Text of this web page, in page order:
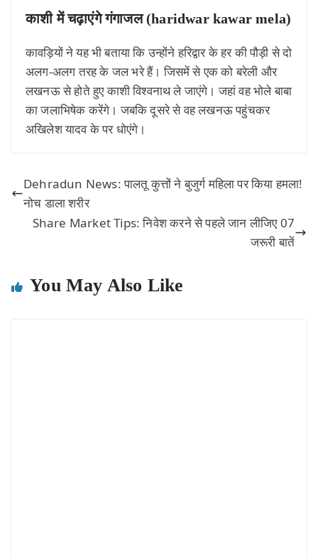
काशी में चढ़ाएंगे गंगाजल (haridwar kawar mela)
कावड़ियों ने यह भी बताया कि उन्होंने हरिद्वार के हर की पौड़ी से दो
अलग-अलग तरह के जल भरे हैं। जिसमें से एक को बरेली और
लखनऊ से होते हुए काशी विश्वनाथ ले जाएंगे। जहां वह भोले बाबा
का जलाभिषेक करेंगे। जबकि दूसरे से वह लखनऊ पहुंचकर
अखिलेश यादव के पर धोएंगे।
Dehradun News: पालतू कुत्तों ने बुजुर्ग महिला पर किया हमला!
नोच डाला शरीर
Share Market Tips: निवेश करने से पहले जान लीजिए 07
जरूरी बातें
You May Also Like